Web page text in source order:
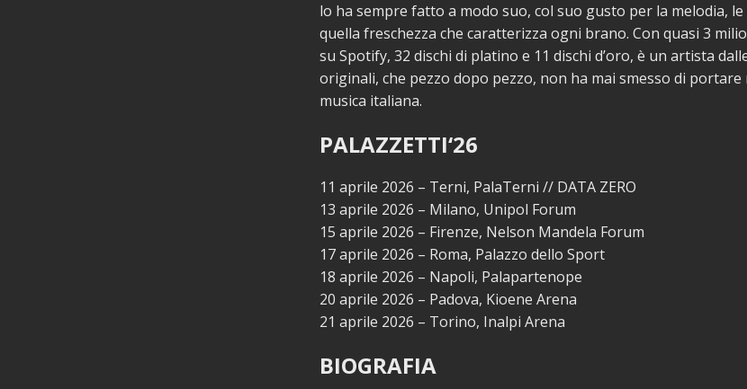
lo ha sempre fatto a modo suo, col suo gusto per la melodia,
quella freschezza che caratterizza ogni brano. Con quasi 3
su Spotify, 32 dischi di platino e 11 dischi d’oro, è un artista
originali, che pezzo dopo pezzo, non ha mai smesso di
musica italiana.
PALAZZETTI‘26
11 aprile 2026 – Terni, PalaTerni // DATA ZERO
13 aprile 2026 – Milano, Unipol Forum
15 aprile 2026 – Firenze, Nelson Mandela Forum
17 aprile 2026 – Roma, Palazzo dello Sport
18 aprile 2026 – Napoli, Palapartenope
20 aprile 2026 – Padova, Kioene Arena
21 aprile 2026 – Torino, Inalpi Arena
BIOGRAFIA